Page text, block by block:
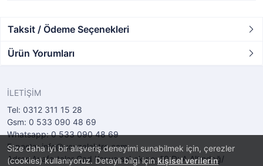
Size daha iyi bir alışveriş deneyimi sunabilmek için, çerezler
(cookies) kullanıyoruz. Detaylı bilgi içinkişisel verilerin
Taksit / Ödeme Seçenekleri
Ürün Yorumları
İLETİŞİM
Tel: 0312 311 15 28
Gsm: 0 533 090 48 69
Whatsapp: 0 533 090 48 69
E-posta: info@ucuzelektro.com
Adres:Anafartalar Cad Konya sokak no: 10 D: A Altındağ/